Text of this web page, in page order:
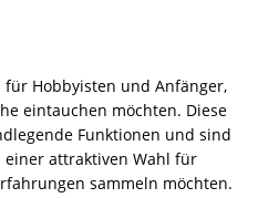
Hobbyisten und Anfänger,
eintauchen möchten. Diese
Funktionen und sind
einer attraktiven Wahl für
sammeln möchten.